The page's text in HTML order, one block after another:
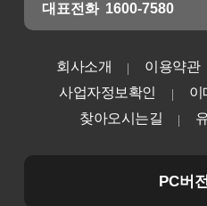
대표전화 1600-7580
회사소개 이용약관
사업자정보확인
이
찾아오시는길
PC버